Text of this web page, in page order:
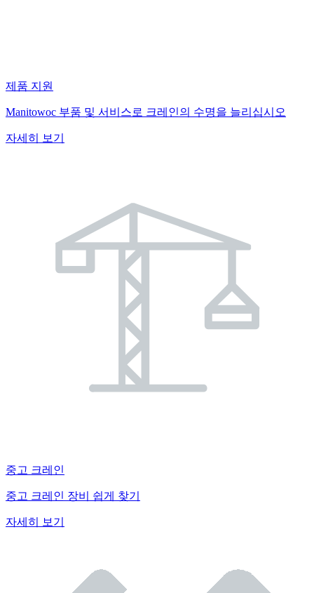
제품 지원
Manitowoc 부품 및 서비스로 크레인의 수명을 늘리십시오
자세히 보기
중고 크레인
중고 크레인 장비 쉽게 찾기
자세히 보기